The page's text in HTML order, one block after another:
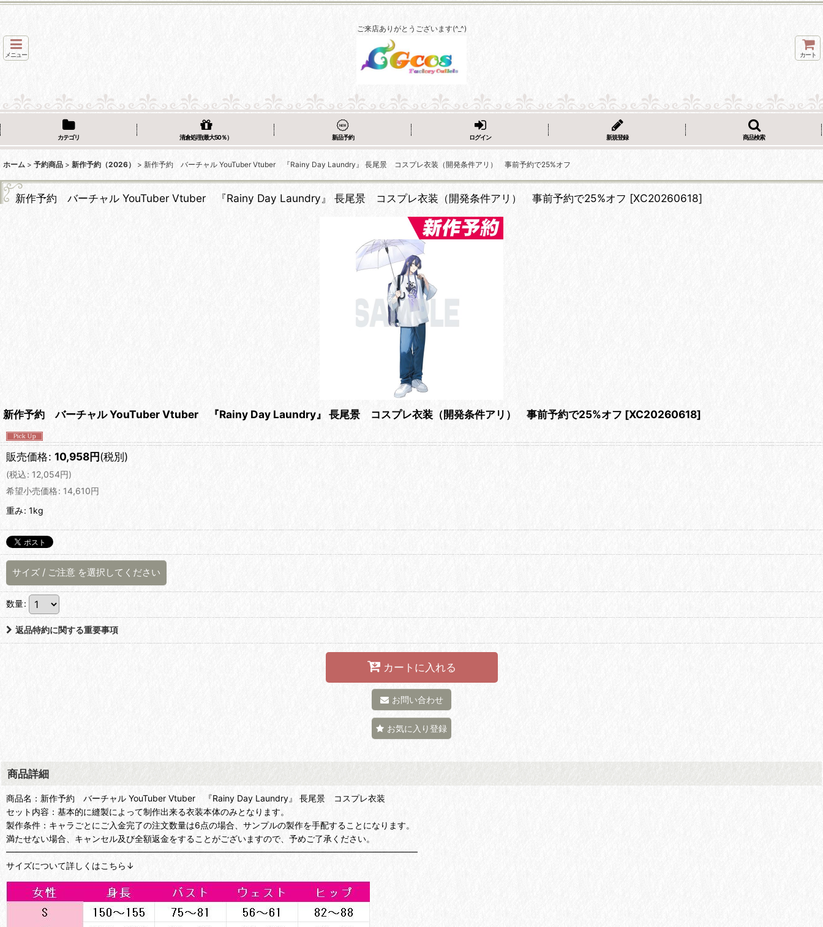
ご来店ありがとうございます(^_^)
メニュー カート
カテゴリ 清倉処理(最大50％） 新品予約 ログイン 新規登録 商品検索
ホーム > 予約商品 > 新作予約（2026） > 新作予約 バーチャル YouTuber Vtuber 『Rainy Day Laundry』 長尾景 コスプレ衣装（開発条件アリ） 事前予約で25%オフ
新作予約 バーチャル YouTuber Vtuber 『Rainy Day Laundry』 長尾景 コスプレ衣装（開発条件アリ） 事前予約で25%オフ [XC20260618]
新作予約 バーチャル YouTuber Vtuber 『Rainy Day Laundry』 長尾景 コスプレ衣装（開発条件アリ） 事前予約で25%オフ [XC20260618]
販売価格: 10,958円(税別)
(税込: 12,054円)
希望小売価格: 14,610円
重み: 1kg
サイズ / ご注意 を選択してください
数量:
返品特約に関する重要事項
カートに入れる
お問い合わせ
お気に入り登録
商品詳細
商品名：新作予約 バーチャル YouTuber Vtuber 『Rainy Day Laundry』 長尾景 コスプレ衣装
セット内容：基本的に縫製によって制作出来る衣装本体のみとなります。
製作条件：キャラごとにご入金完了の注文数量は6点の場合、サンプルの製作を手配することになります。
満たせない場合、キャンセル及び全額返金をすることがございますので、予めご了承ください。
━━━━━━━━━━━━━━━━━━━━━━━━━━━━━━━━━━━━━━━━━━━━━━━━
サイズについて詳しくはこちら↓